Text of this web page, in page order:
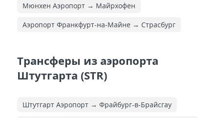
Мюнхен Аэропорт → Майрхофен
Аэропорт Франкфурт-на-Майне → Страсбург
Трансферы из аэропорта
Штутгарта (STR)
Штутгарт Аэропорт → Фрайбург-в-Брайсгау